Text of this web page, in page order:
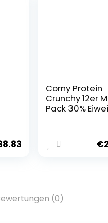
Corny Protein
Crunchy 12er
Pack 30%
12x45g Mixbox
€
(0)